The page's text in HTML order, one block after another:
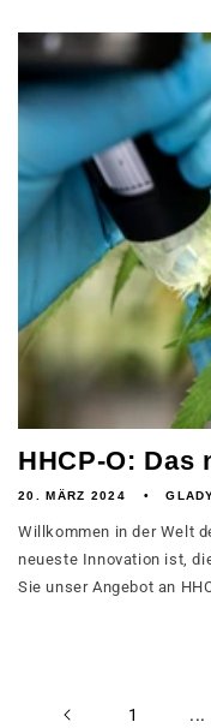
HHCP-O: Das
20. MÄRZ 2024
Willkommen in der Welt
neueste Innovation ist,
Sie unser Angebot an
1 ...